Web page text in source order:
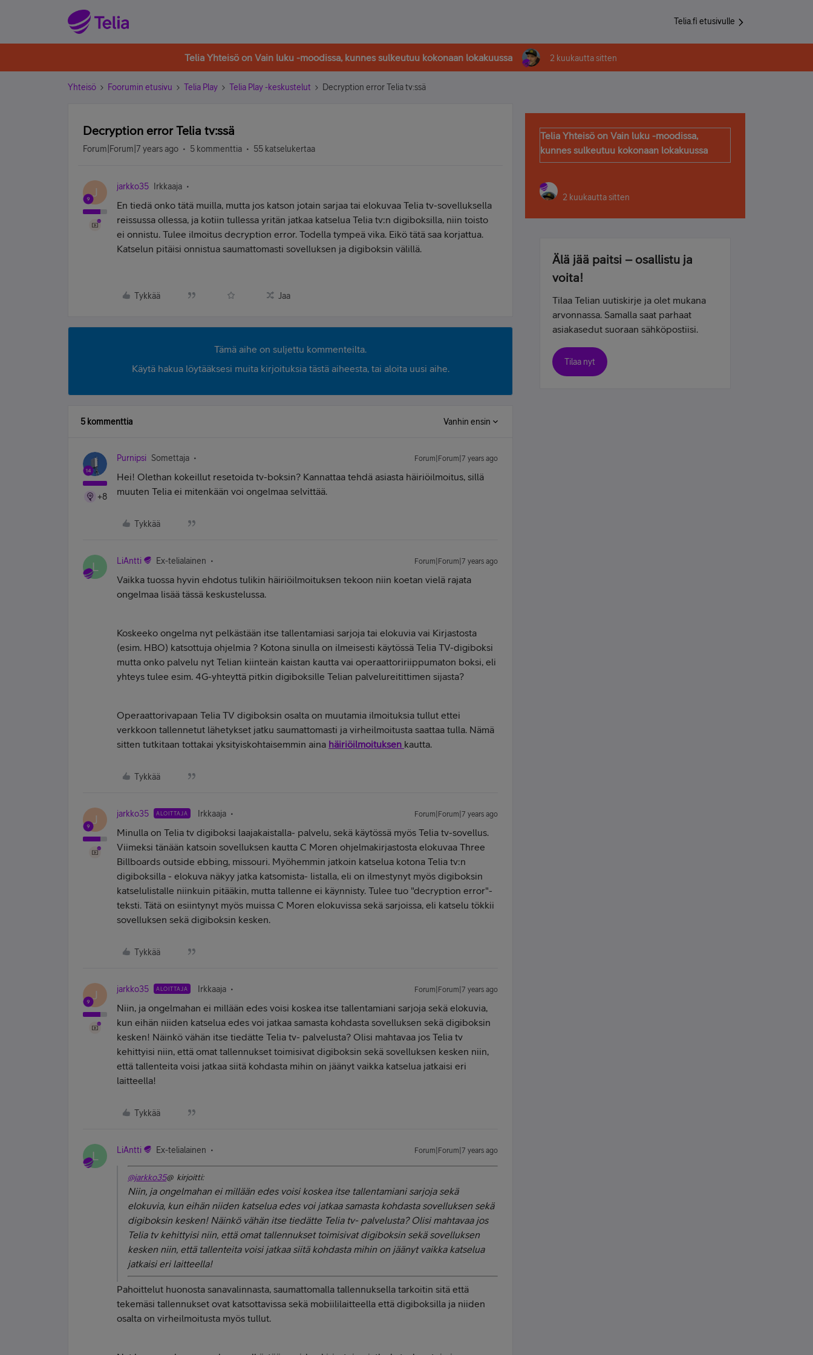
Telia.fi etusivulle
Telia Yhteisö on Vain luku -moodissa, kunnes sulkeutuu kokonaan lokakuussa 2 kuukautta sitten
Yhteisö Foorumin etusivu Telia Play Telia Play -keskustelut Decryption error Telia tv:ssä
Decryption error Telia tv:ssä
Forum|Forum|7 years ago 5 kommenttia 55 katselukertaa
J jarkko35 Irkkaaja
En tiedä onko tätä muilla, mutta jos katson jotain sarjaa tai elokuvaa Telia tv-sovelluksella
reissussa ollessa, ja kotiin tullessa yritän jatkaa katselua Telia tv:n digiboksilla, niin toisto
ei onnistu. Tulee ilmoitus decryption error. Todella tympeä vika. Eikö tätä saa korjattua.
Katselun pitäisi onnistua saumattomasti sovelluksen ja digiboksin välillä.
Tykkää Jaa
Tämä aihe on suljettu kommenteilta.
Käytä hakua löytääksesi muita kirjoituksia tästä aiheesta, tai aloita uusi aihe.
5 kommenttia Vanhin ensin
+8
Purnipsi Somettaja Forum|Forum|7 years ago
Hei! Olethan kokeillut resetoida tv-boksin? Kannattaa tehdä asiasta häiriöilmoitus, sillä
muuten Telia ei mitenkään voi ongelmaa selvittää.
Tykkää
L LiAntti Ex-telialainen Forum|Forum|7 years ago
Vaikka tuossa hyvin ehdotus tulikin häiriöilmoituksen tekoon niin koetan vielä rajata
ongelmaa lisää tässä keskustelussa.
Koskeeko ongelma nyt pelkästään itse tallentamiasi sarjoja tai elokuvia vai Kirjastosta
(esim. HBO) katsottuja ohjelmia ? Kotona sinulla on ilmeisesti käytössä Telia TV-digiboksi
mutta onko palvelu nyt Telian kiinteän kaistan kautta vai operaattoririippumaton boksi, eli
yhteys tulee esim. 4G-yhteyttä pitkin digiboksille Telian palvelureitittimen sijasta?
Operaattorivapaan Telia TV digiboksin osalta on muutamia ilmoituksia tullut ettei
verkkoon tallennetut lähetykset jatku saumattomasti ja virheilmoitusta saattaa tulla. Nämä
sitten tutkitaan tottakai yksityiskohtaisemmin aina häiriöilmoituksen kautta.
Tykkää
J jarkko35 ALOITTAJA Irkkaaja Forum|Forum|7 years ago
Minulla on Telia tv digiboksi laajakaistalla- palvelu, sekä käytössä myös Telia tv-sovellus.
Viimeksi tänään katsoin sovelluksen kautta C Moren ohjelmakirjastosta elokuvaa Three
Billboards outside ebbing, missouri. Myöhemmin jatkoin katselua kotona Telia tv:n
digiboksilla - elokuva näkyy jatka katsomista- listalla, eli on ilmestynyt myös digiboksin
katselulistalle niinkuin pitääkin, mutta tallenne ei käynnisty. Tulee tuo "decryption error"-
teksti. Tätä on esiintynyt myös muissa C Moren elokuvissa sekä sarjoissa, eli katselu tökkii
sovelluksen sekä digiboksin kesken.
Tykkää
J jarkko35 ALOITTAJA Irkkaaja Forum|Forum|7 years ago
Niin, ja ongelmahan ei millään edes voisi koskea itse tallentamiani sarjoja sekä elokuvia,
kun eihän niiden katselua edes voi jatkaa samasta kohdasta sovelluksen sekä digiboksin
kesken! Näinkö vähän itse tiedätte Telia tv- palvelusta? Olisi mahtavaa jos Telia tv
kehittyisi niin, että omat tallennukset toimisivat digiboksin sekä sovelluksen kesken niin,
että tallenteita voisi jatkaa siitä kohdasta mihin on jäänyt vaikka katselua jatkaisi eri
laitteella!
Tykkää
L LiAntti Ex-telialainen Forum|Forum|7 years ago
@jarkko35@ kirjoitti:
Niin, ja ongelmahan ei millään edes voisi koskea itse tallentamiani sarjoja sekä
elokuvia, kun eihän niiden katselua edes voi jatkaa samasta kohdasta sovelluksen sekä
digiboksin kesken! Näinkö vähän itse tiedätte Telia tv- palvelusta? Olisi mahtavaa jos
Telia tv kehittyisi niin, että omat tallennukset toimisivat digiboksin sekä sovelluksen
kesken niin, että tallenteita voisi jatkaa siitä kohdasta mihin on jäänyt vaikka katselua
jatkaisi eri laitteella!
Pahoittelut huonosta sanavalinnasta, saumattomalla tallennuksella tarkoitin sitä että
tekemäsi tallennukset ovat katsottavissa sekä mobiililaitteella että digiboksilla ja niiden
osalta on virheilmoitusta myös tullut.
Telia Yhteisö on Vain luku -moodissa,
kunnes sulkeutuu kokonaan lokakuussa
2 kuukautta sitten
Älä jää paitsi – osallistu ja
voita!
Tilaa Telian uutiskirje ja olet mukana
arvonnassa. Samalla saat parhaat
asiakasedut suoraan sähköpostiisi.
Tilaa nyt